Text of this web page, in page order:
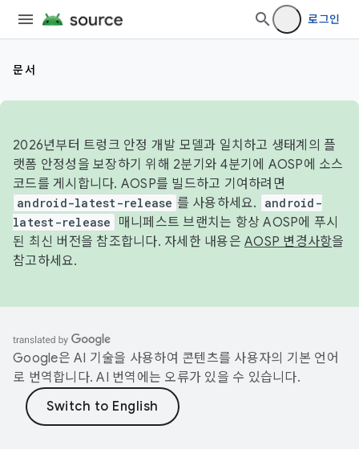
로그인
문서
2026년부터 트렁크 안정 개발 모델과 일치하고 생태계의 플
랫폼 안정성을 보장하기 위해 2분기와 4분기에 AOSP에 소스
코드를 게시합니다. AOSP를 빌드하고 기여하려면
android-latest-release 를 사용하세요.
android-
latest-release
매니페스트 브랜치는 항상 AOSP에 푸시
된 최신 버전을 참조합니다. 자세한 내용은 AOSP 변경사항을
참고하세요.
Google은 AI 기술을 사용하여 콘텐츠를 사용자의 기본 언어
로 번역합니다. AI 번역에는 오류가 있을 수 있습니다.